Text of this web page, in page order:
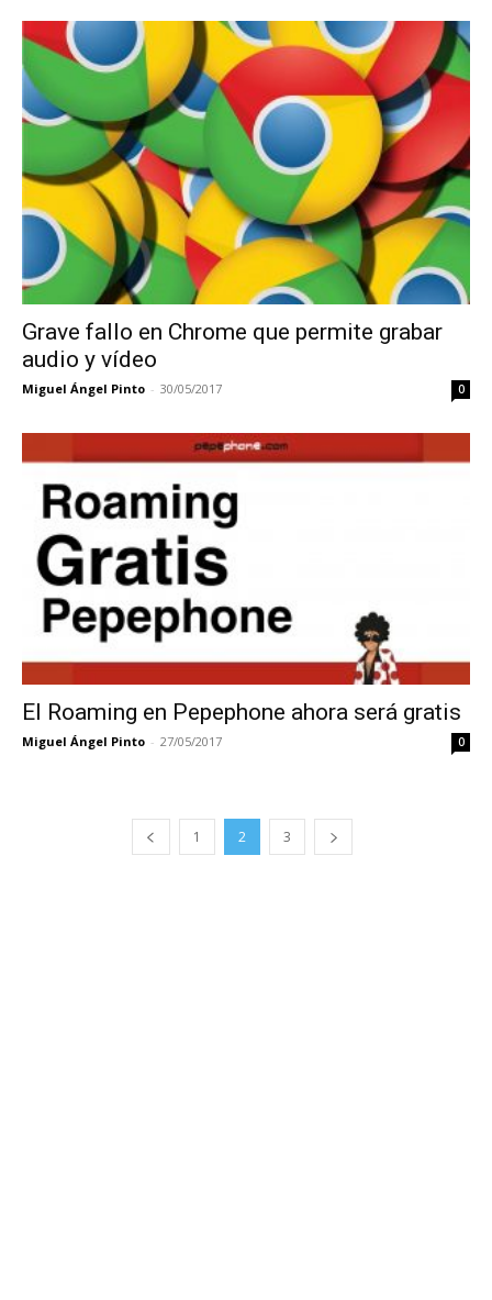
Grave fallo en Chrome que permite grabar
audio y vídeo
Miguel Ángel Pinto - 30/05/2017 0
El Roaming en Pepephone ahora será gratis
Miguel Ángel Pinto - 27/05/2017 0
1 2 3